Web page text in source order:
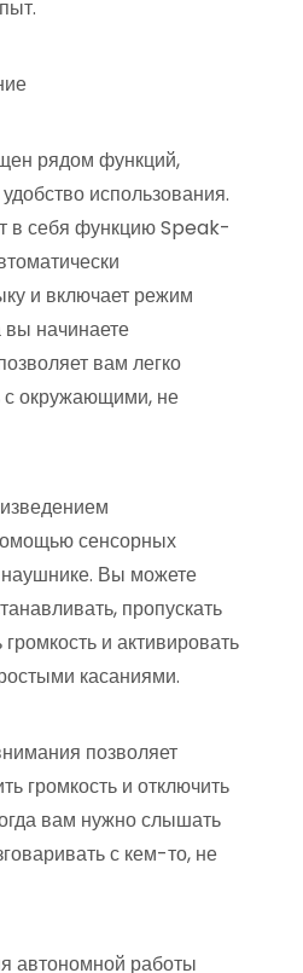
рядом функций,
использования.
в себя функцию Speak-
и включает режим
вы начинаете
вам легко
с окружающими, не
сенсорных
Вы можете
пропускать
и активировать
касаниями.
позволяет
громкость и отключить
вам нужно слышать
с кем-то, не
автономной работы